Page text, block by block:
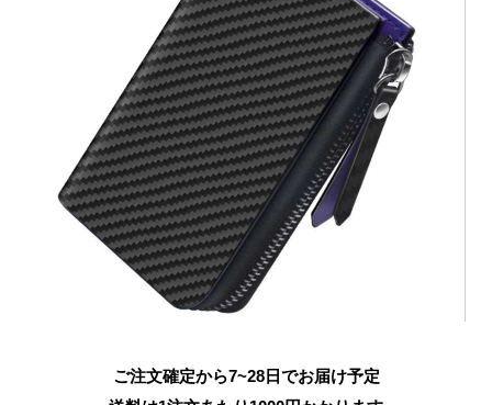
ご注文確定から7~28日でお届け予定